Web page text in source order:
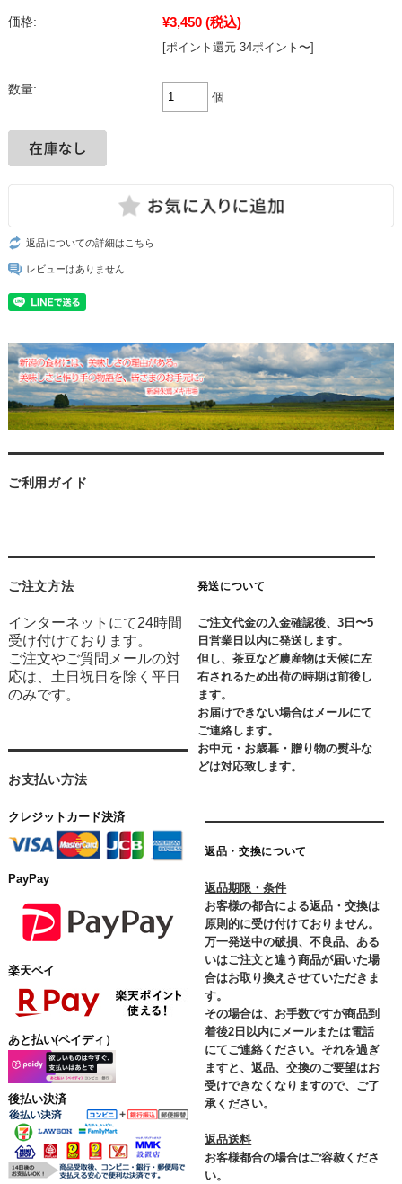
価格: ¥3,450 (税込)
[ポイント還元 34ポイント〜]
数量:
個
返品についての詳細はこちら
レビューはありません
ご利用ガイド
ご注文方法
インターネットにて24時間
受け付けております。
ご注文やご質問メールの対
応は、土日祝日を除く平日
のみです。
お支払い方法
クレジットカード決済
PayPay
楽天ペイ
あと払い(ペイディ）
後払い決済
発送について
ご注文代金の入金確認後、3日〜5
日営業日以内に発送します。
但し、茶豆など農産物は天候に左
右されるため出荷の時期は前後し
ます。
お届けできない場合はメールにて
ご連絡します。
お中元・お歳暮・贈り物の熨斗な
どは対応致します。
返品・交換について
返品期限・条件
お客様の都合による返品・交換は
原則的に受け付けておりません。
万一発送中の破損、不良品、ある
いはご注文と違う商品が届いた場
合はお取り換えさせていただきま
す。
その場合は、お手数ですが商品到
着後2日以内にメールまたは電話
にてご連絡ください。それを過ぎ
ますと、返品、交換のご要望はお
受けできなくなりますので、ご了
承ください。
返品送料
お客様都合の場合はご容赦くださ
い。